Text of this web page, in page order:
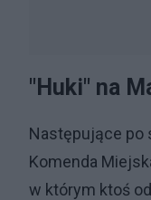
"Huki" na
Następujące po
Komenda
w którym ktoś